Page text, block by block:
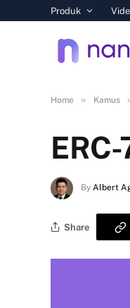
Produk
Home » Kamus
ERC-
By Albert
Share